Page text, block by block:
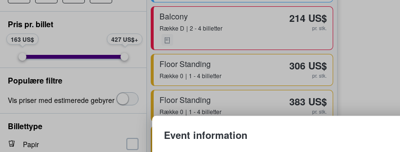
Balcony
Række D 2 - 4 billetter
214 US$
pr. stk.
Floor Standing
Række 0 1 - 4 billetter
306 US$
pr. stk.
Floor Standing
Række 0 1 - 4 billetter
383 US$
pr. stk.
Floor Standing
Pris pr. billet
163 US$ 427 US$
Populære filtre
Vis priser med estimerede gebyrer
Billettype
Papir
Event information